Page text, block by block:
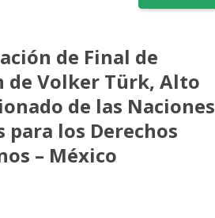
de Final de
de Volker Türk, Alto
de las Naciones
para los Derechos
– México